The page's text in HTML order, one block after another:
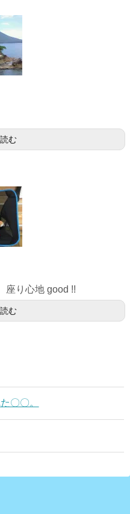
む
座り心地 good !!
む
〇〇。